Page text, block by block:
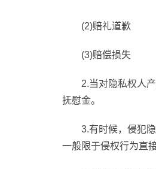
(2)赔礼道歉
(3)赔偿损失
2.当对隐私权人
抚慰金。
3.有时候，侵犯
一般限于侵权行为直